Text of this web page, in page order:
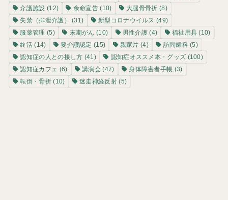
介護施設 (12) 余命宣告 (10) 大腿骨骨折 (8)
失禁（排泄介護）
(31) 新型コロナウイルス (49)
服薬管理 (5) 末期がん (10) 男性介護 (4) 福祉用具 (10)
終活 (14) 要介護認定 (15) 親家片 (4) 訪問歯科(5)
認知症の人との接し方 (41) 認知症オススメ本・グッズ (100)
認知症カフェ (6) 講演会 (47) 身体障害者手帳 (3)
転倒・骨折(10) 迷走神経反射(5)